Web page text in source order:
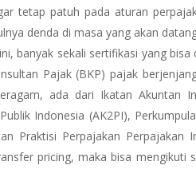
tetap patuh pada aturan
denda di masa yang akan
banyak sekali sertifikasi yang
Pajak (BKP) pajak
ada dari Ikatan Akuntan
Indonesia (AK2PI),
Praktisi Perpajakan Perpajakan
pricing, maka bisa